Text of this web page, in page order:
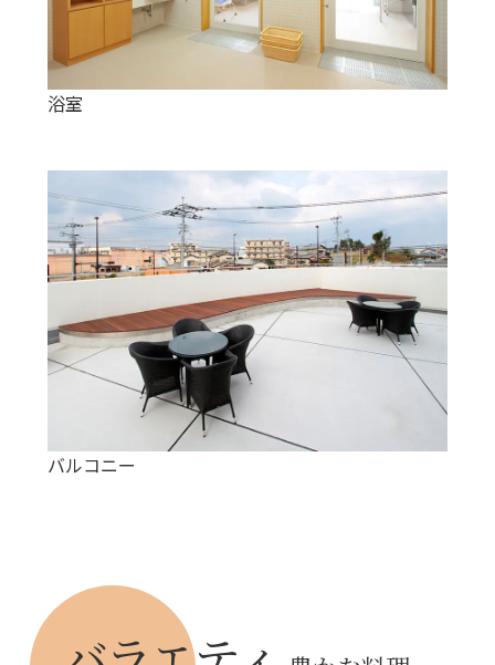
浴室
バルコニー